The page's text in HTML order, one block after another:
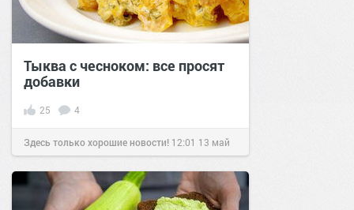
Тыква с чесноком: все просят
добавки
25 4
Здесь только хорошие новости! 12:01 13 май
2020